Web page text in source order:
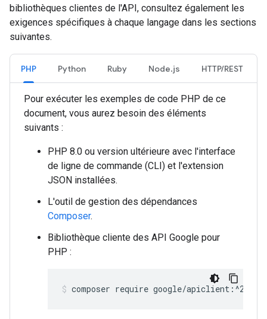
bibliothèques clientes de l'API, consultez également les
exigences spécifiques à chaque langage dans les sections
suivantes.
PHP Python Ruby Node.js HTTP/REST
Pour exécuter les exemples de code PHP de ce
document, vous aurez besoin des éléments
suivants :
PHP 8.0 ou version ultérieure avec l'interface
de ligne de commande (CLI) et l'extension
JSON installées.
L'outil de gestion des dépendances
Composer.
Bibliothèque cliente des API Google pour
PHP :
composer require google/